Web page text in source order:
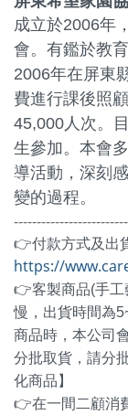
成立於2006年
會。有鑑於教
2006年在屏東
費進行課後照
45,000人次。
生參加。本會
導活動，深刻
變的過程。
👉付款方式及出
https://
👉客製商品(手工
慢，出貨時間為
商品時，本公司
分批取貨，請分
化商品】
👉在一間二顧消